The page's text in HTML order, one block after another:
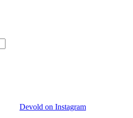
Devold on Instagram